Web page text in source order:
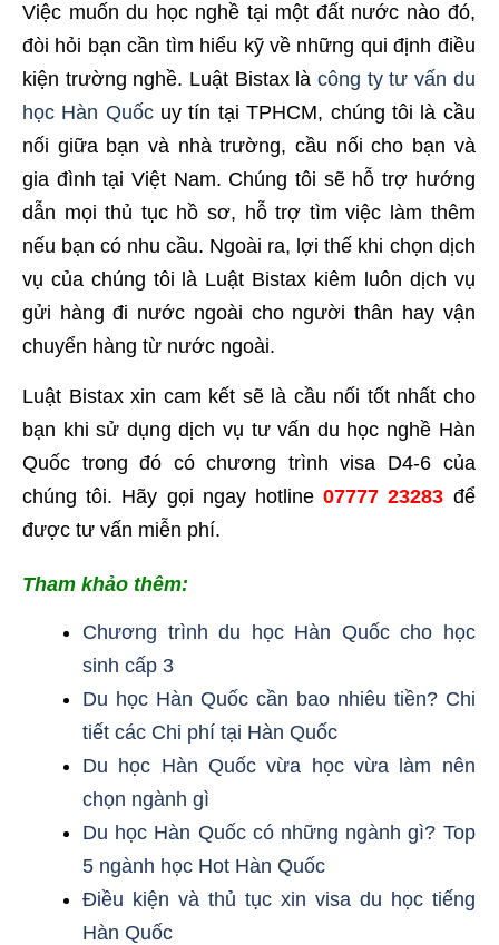
Việc muốn du học nghề tại một đất nước nào đó,
đòi hỏi bạn cần tìm hiểu kỹ về những qui định điều
kiện trường nghề. Luật Bistax là công ty tư vấn du
học Hàn Quốcuy tín tại TPHCM, chúng tôi là cầu
nối giữa bạn và nhà trường, cầu nối cho bạn và
gia đình tại Việt Nam. Chúng tôi sẽ hỗ trợ hướng
dẫn mọi thủ tục hồ sơ, hỗ trợ tìm việc làm thêm
nếu bạn có nhu cầu. Ngoài ra, lợi thế khi chọn dịch
vụ của chúng tôi là Luật Bistax kiêm luôn dịch vụ
gửi hàng đi nước ngoài cho người thân hay vận
chuyển hàng từ nước ngoài.
Luật Bistax xin cam kết sẽ là cầu nối tốt nhất cho
bạn khi sử dụng dịch vụ tư vấn du học nghề Hàn
Quốc trong đó có chương trình visa D4-6 của
chúng tôi. Hãy gọi ngay hotline07777 23283 để
được tư vấn miễn phí.
Tham khảo thêm:
Chương trình du học Hàn Quốc cho học
sinh cấp 3
Du học Hàn Quốc cần bao nhiêu tiền? Chi
tiết các Chi phí tại Hàn Quốc
Du học Hàn Quốc vừa học vừa làm nên
chọn ngành gì
Du học Hàn Quốc có những ngành gì? Top
5 ngành học Hot Hàn Quốc
Điều kiện và thủ tục xin visa du học tiếng
Hàn Quốc